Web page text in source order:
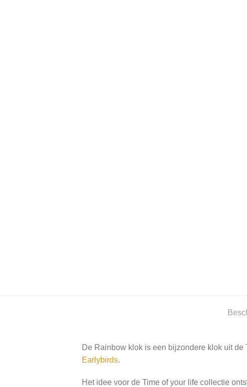
De Rainbow klok is een bijzondere klok uit
Earlybirds.
Het idee voor de Time of your life collectie